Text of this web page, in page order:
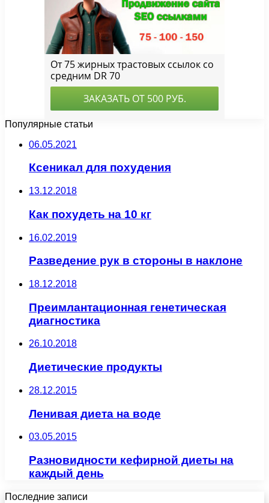
Популярные статьи
06.05.2021
Ксеникал для похудения
13.12.2018
Как похудеть на 10 кг
16.02.2019
Разведение рук в стороны в наклоне
18.12.2018
Преимлантационная генетическая
диагностика
26.10.2018
Диетические продукты
28.12.2015
Ленивая диета на воде
03.05.2015
Разновидности кефирной диеты на
каждый день
Последние записи